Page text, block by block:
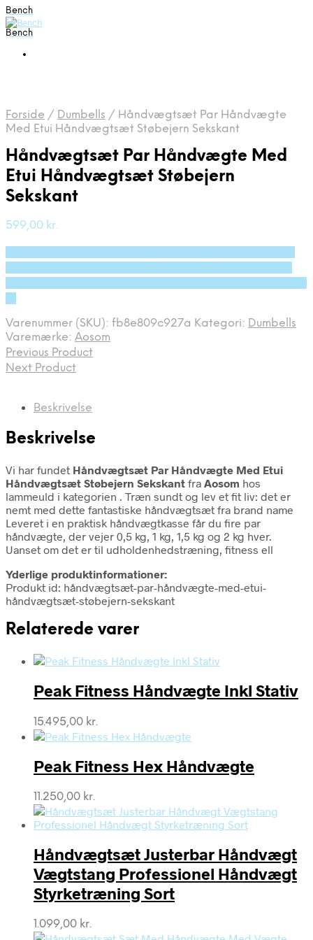
Bench
Bench
Forside / Dumbells / Håndvægtsæt Par Håndvægte
Med Etui Håndvægtsæt Støbejern Sekskant
Håndvægtsæt Par Håndvægte Med
Etui Håndvægtsæt Støbejern
Sekskant
599,00 kr.
Varenummer (SKU): fb8e809c927a Kategori: Dumbells
Varemærke: Aosom
Previous Product
Next Product
Beskrivelse
Beskrivelse
Vi har fundet Håndvægtsæt Par Håndvægte Med Etui
Håndvægtsæt Støbejern Sekskant fra Aosom hos
lammeuld i kategorien . Træn sundt og lev et fit liv: det er
nemt med dette fantastiske håndvægtsæt fra brand name
Leveret i en praktisk håndvægtkasse får du fire par
håndvægte, der vejer 0,5 kg, 1 kg, 1,5 kg og 2 kg hver.
Uanset om det er til udholdenhedstræning, fitness ell
Yderlige produktinformationer:
Produkt id: håndvægtsæt-par-håndvægte-med-etui-
håndvægtsæt-støbejern-sekskant
Relaterede varer
Peak Fitness Håndvægte Inkl Stativ
15.495,00 kr.
Peak Fitness Hex Håndvægte
11.250,00 kr.
Håndvægtsæt Justerbar Håndvægt
Vægtstang Professionel Håndvægt
Styrketræning Sort
1.099,00 kr.